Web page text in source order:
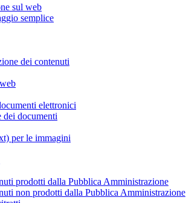
sul web
semplice
dei contenuti
elettronici
documenti
per le immagini
prodotti dalla Pubblica Amministrazione
non prodotti dalla Pubblica Amministrazione